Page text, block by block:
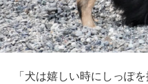
「犬は嬉しい時にしっぽ